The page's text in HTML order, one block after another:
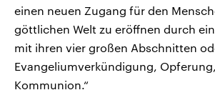
einen neuen Zugang für den
göttlichen Welt zu eröffnen durch
mit ihren vier großen Abschnitten
Evangeliumverkündigung,
Kommunion.“